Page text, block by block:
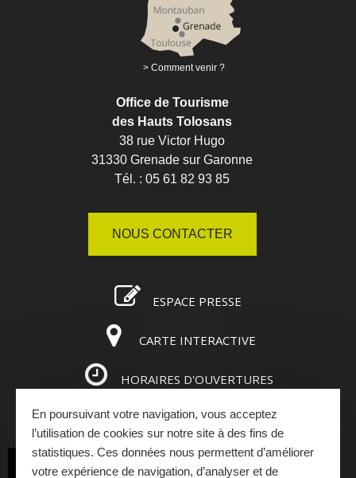
Comment venir ?
Office de Tourisme
des Hauts Tolosans
38 rue Victor Hugo
31330 Grenade sur Garonne
Tél. : 05 61 82 93 85
NOUS CONTACTER
ESPACE PRESSE
CARTE INTERACTIVE
HORAIRES D'OUVERTURES
ESPACE PRO
INSCRIVEZ-VOUS
En poursuivant votre navigation, vous acceptez
l’utilisation de cookies sur notre site à des fins de
statistiques. Ces données nous permettent d’améliorer
votre expérience de navigation, d’analyser et de